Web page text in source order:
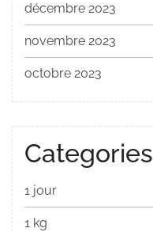
décembre 2023
novembre 2023
octobre 2023
Categories
1 jour
1 kg